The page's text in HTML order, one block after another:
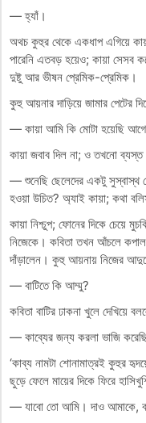
— হ্যাঁ।
অথচ কুহুর থেকে একধাপ এগিয়ে
পারেনি এতবড় হয়েও; কায়া সেসব
দুষ্টু আর ভীষন প্রেমিক-প্রেমিক।
কুহু আয়নার দাড়িয়ে জামার পেটের
— কায়া আমি কি মোটা হয়েছি
কায়া জবাব দিল না; ও তখনো
— শুনেছি ছেলেদের একটু সুস্বাস্থ
হওয়া উচিত? অ্যাই কায়া; কথা
কায়া নিশ্চুপ; ফোনের দিকে চেয়ে
নিজেকে। কবিতা তখন আঁচলে
দাঁড়ালেন। কুহু আয়নায় নিজের
— বাটিতে কি আম্মু?
কবিতা বাটির ঢাকনা খুলে দেখিয়ে
— কাব্যের জন্য করলা ভাজি
‘কাব্য নামটা শোনামাত্রই কুহুর
ছুড়ে ফেলে মায়ের দিকে ফিরে
— যাবো তো আমি। দাও আমাকে,